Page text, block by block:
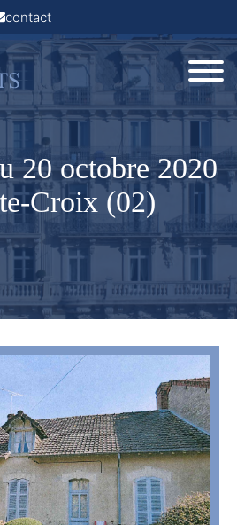
contact
20 octobre 2020
Croix (02)